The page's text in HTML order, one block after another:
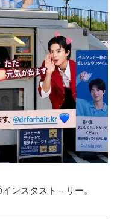
ンスタスト－リー。